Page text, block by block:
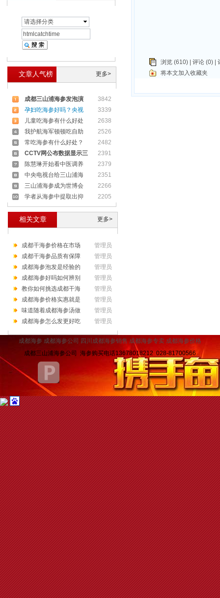
请选择分类
浏览 (610) | 评论 (0) |
将本文加入收藏夹
文章人气榜 更多>
3842
成都三山浦海参发泡演
3339
孕妇吃海参好吗？央视
2638
儿童吃海参有什么好处
2526
我护航海军顿顿吃自助
2482
常吃海参有什么好处？
2391
CCTV网公布数据显示三
2379
陈慧琳开始看中医调养
2351
中央电视台给三山浦海
2266
三山浦海参成为世博会
2205
学者从海参中提取出抑
相关文章 更多>
管理员
成都干海参价格在市场
管理员
成都干海参品质有保障
管理员
成都海参泡发是经验的
管理员
成都海参好吗如何辨别
管理员
教你如何挑选成都干海
管理员
成都海参价格实惠就是
管理员
味道随着成都海参汤做
管理员
成都海参怎么发更好吃
成都海参 成都海参公司 四川 成都海参销售 成都海参专卖 成都海参价格
成都三山浦海参公司 海参购买电话13678018212 028-81700566